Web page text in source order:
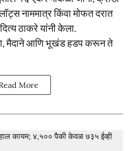
नाममात्र किंवा मोफत दरात
ठाकरे यांनी केला.
मैदाने आणि भूखंड हडप करून ते
More